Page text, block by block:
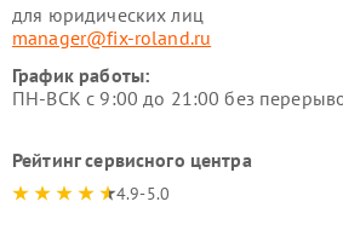
для юридических лиц
manager@fix-roland.ru
График работы:
ПН-ВСК с 9:00 до 21:00 без
Рейтинг сервисного центра
4.9-5.0